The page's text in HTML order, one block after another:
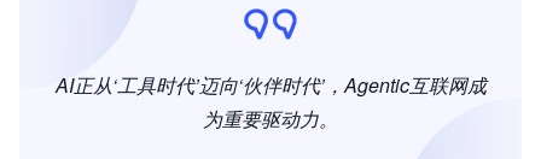
AI正从‘工具时代’迈向‘伙伴时代’，Agentic互联网成
为重要驱动力。